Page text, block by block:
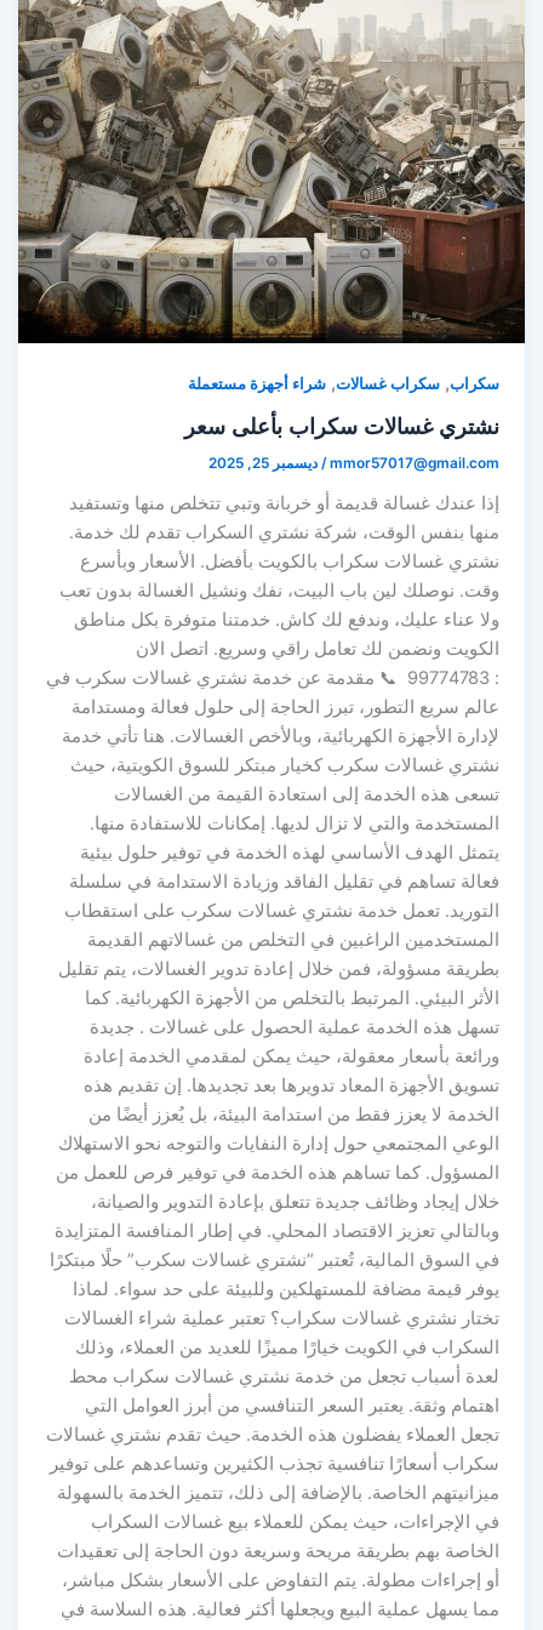
سكراب,سكراب غسالات,شراء أجهزة مستعملة
نشتري غسالات سكراب بأعلى سعر
mmor57017@gmail.com
/ديسمبر 25, 2025
إذا عندك غسالة قديمة أو خربانة وتبي تتخلص منها وتستفيد
منها بنفس الوقت، شركة نشتري السكراب تقدم لك خدمة.
نشتري غسالات سكراب بالكويت بأفضل. الأسعار وبأسرع
وقت. نوصلك لين باب البيت، نفك ونشيل الغسالة بدون تعب
ولا عناء عليك، وندفع لك كاش. خدمتنا متوفرة بكل مناطق
الكويت ونضمن لك تعامل راقي وسريع. اتصل الان
: 99774783 📞 مقدمة عن خدمة نشتري غسالات سكرب في
عالم سريع التطور، تبرز الحاجة إلى حلول فعالة ومستدامة
لإدارة الأجهزة الكهربائية، وبالأخص الغسالات. هنا تأتي خدمة
نشتري غسالات سكرب كخيار مبتكر للسوق الكويتية، حيث
تسعى هذه الخدمة إلى استعادة القيمة من الغسالات
المستخدمة والتي لا تزال لديها. إمكانات للاستفادة منها.
يتمثل الهدف الأساسي لهذه الخدمة في توفير حلول بيئية
فعالة تساهم في تقليل الفاقد وزيادة الاستدامة في سلسلة
التوريد. تعمل خدمة نشتري غسالات سكرب على استقطاب
المستخدمين الراغبين في التخلص من غسالاتهم القديمة
بطريقة مسؤولة، فمن خلال إعادة تدوير الغسالات، يتم تقليل
الأثر البيئي. المرتبط بالتخلص من الأجهزة الكهربائية. كما
تسهل هذه الخدمة عملية الحصول على غسالات . جديدة
ورائعة بأسعار معقولة، حيث يمكن لمقدمي الخدمة إعادة
تسويق الأجهزة المعاد تدويرها بعد تجديدها. إن تقديم هذه
الخدمة لا يعزز فقط من استدامة البيئة، بل يُعزز أيضًا من
الوعي المجتمعي حول إدارة النفايات والتوجه نحو الاستهلاك
المسؤول. كما تساهم هذه الخدمة في توفير فرص للعمل من
خلال إيجاد وظائف جديدة تتعلق بإعادة التدوير والصيانة،
وبالتالي تعزيز الاقتصاد المحلي. في إطار المنافسة المتزايدة
في السوق المالية، تُعتبر “نشتري غسالات سكرب” حلًا مبتكرًا
يوفر قيمة مضافة للمستهلكين وللبيئة على حد سواء. لماذا
تختار نشتري غسالات سكراب؟ تعتبر عملية شراء الغسالات
السكراب في الكويت خيارًا مميزًا للعديد من العملاء، وذلك
لعدة أسباب تجعل من خدمة نشتري غسالات سكراب محط
اهتمام وثقة. يعتبر السعر التنافسي من أبرز العوامل التي
تجعل العملاء يفضلون هذه الخدمة. حيث تقدم نشتري غسالات
سكراب أسعارًا تنافسية تجذب الكثيرين وتساعدهم على توفير
ميزانيتهم الخاصة. بالإضافة إلى ذلك، تتميز الخدمة بالسهولة
في الإجراءات، حيث يمكن للعملاء بيع غسالات السكراب
الخاصة بهم بطريقة مريحة وسريعة دون الحاجة إلى تعقيدات
أو إجراءات مطولة. يتم التفاوض على الأسعار بشكل مباشر،
مما يسهل عملية البيع ويجعلها أكثر فعالية. هذه السلاسة في